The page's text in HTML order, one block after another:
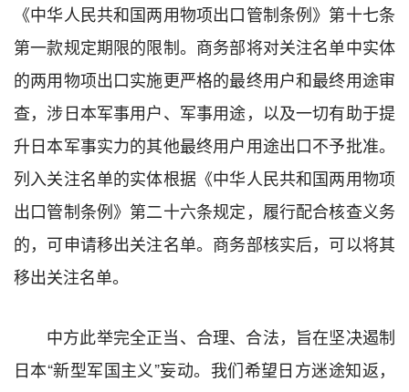
《中华人民共和国两用物项出口管制条例》第十七条
第一款规定期限的限制。商务部将对关注名单中实体
的两用物项出口实施更严格的最终用户和最终用途审
查，涉日本军事用户、军事用途，以及一切有助于提
升日本军事实力的其他最终用户用途出口不予批准。
列入关注名单的实体根据《中华人民共和国两用物项
出口管制条例》第二十六条规定，履行配合核查义务
的，可申请移出关注名单。商务部核实后，可以将其
移出关注名单。
中方此举完全正当、合理、合法，旨在坚决遏制
日本“新型军国主义”妄动。我们希望日方迷途知返，